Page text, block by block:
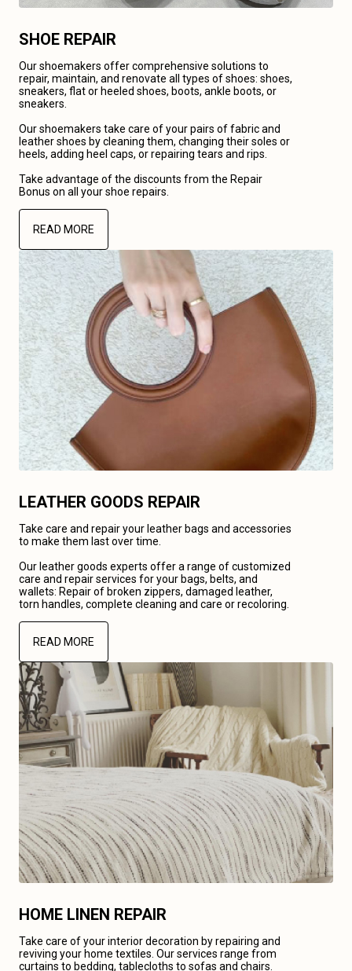
SHOE REPAIR
Our shoemakers offer comprehensive solutions to
repair, maintain, and renovate all types of shoes: shoes,
sneakers, flat or heeled shoes, boots, ankle boots, or
sneakers.
Our shoemakers take care of your pairs of fabric and
leather shoes by cleaning them, changing their soles or
heels, adding heel caps, or repairing tears and rips.
Take advantage of the discounts from the Repair
Bonus on all your shoe repairs.
READ MORE
LEATHER GOODS REPAIR
Take care and repair your leather bags and accessories
to make them last over time.
Our leather goods experts offer a range of customized
care and repair services for your bags, belts, and
wallets: Repair of broken zippers, damaged leather,
torn handles, complete cleaning and care or recoloring.
READ MORE
HOME LINEN REPAIR
Take care of your interior decoration by repairing and
reviving your home textiles. Our services range from
curtains to bedding, tablecloths to sofas and chairs.